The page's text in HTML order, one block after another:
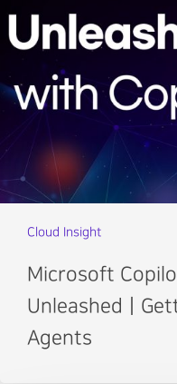
Cloud Insight
Microsoft
Unleashedㅣ
Agents